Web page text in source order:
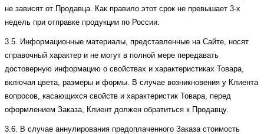
не зависят от Продавца. Как правило этот срок не превышает 3-х
недель при отправке продукции по России.
3.5. Информационные материалы, представленные на Сайте, носят
справочный характер и не могут в полной мере передавать
достоверную информацию о свойствах и характеристиках Товара,
включая цвета, размеры и формы. В случае возникновения у Клиента
вопросов, касающихся свойств и характеристик Товара, перед
оформлением Заказа, Клиент должен обратиться к Продавцу.
3.6. В случае аннулирования предоплаченного Заказа стоимость